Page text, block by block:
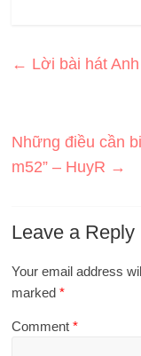
← Lời bài hát
Những điều cần
m52” – HuyR →
Leave a Reply
Your email address
marked*
Comment*